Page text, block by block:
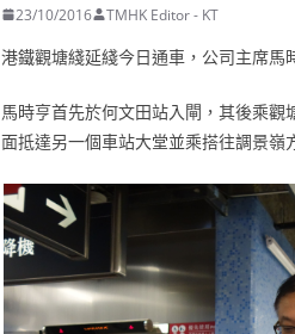
23/10/2016 TMHK Editor - KT
港鐵觀塘綫延綫今日通車，公司主席馬
馬時亨首先於何文田站入閘，其後乘
面抵達另一個車站大堂並乘搭往調景嶺